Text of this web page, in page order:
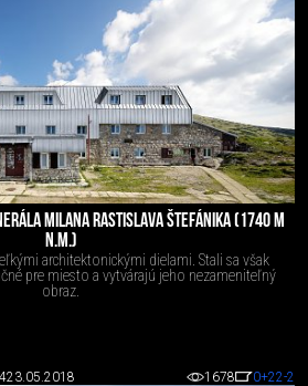
MILANA RASTISLAVA ŠTEFÁNIKA (1740 M
N.M.)
architektonickými dielami. Stali sa však
pre miesto a vytvárajú jeho nezameniteľný
obraz.
23.05.2018 1678 0+22-2